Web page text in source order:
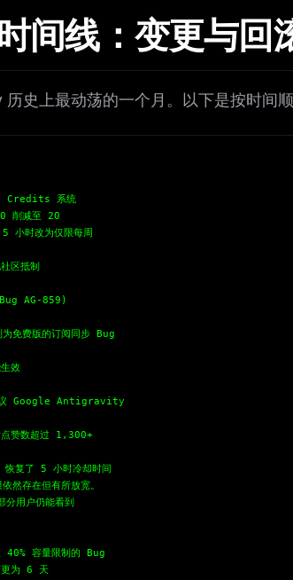
间线：变更与回
史上最动荡的一个月。以下是按时间
系统
减至 20
改为仅限每周
区抵制
AG-859)
免费版的订阅同步 Bug
效
议 Google Antigravity
数超过 1,300+
复了 5 小时冷却时间
在但有所放宽。
户仍能看到
40% 容量限制的 Bug
为 6 天
FREE NEWSLETTER
The weekly digest for
Curated MCP picks, agent skills, rules, and LLM
No spam. Unsubscribe in one click.